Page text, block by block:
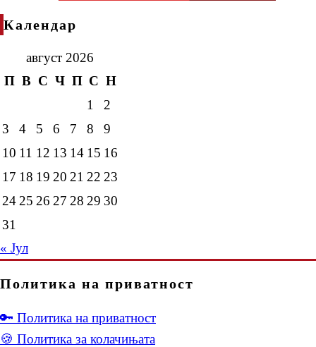
Календар
август 2026
П В С Ч П С Н
1
2
3
4 5 6 7 8
9
10 11 12 13 14 15 16
17 18 19 20 21 22 23
24 25 26 27 28 29 30
31
« Јул
Политика на приватност
🔑 Политика на приватност
🍪 Политика за колачињата